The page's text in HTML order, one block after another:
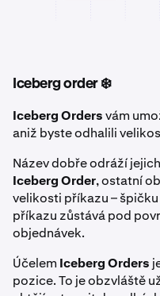
Iceberg order ❄️
Iceberg Ordersvám
aniž byste odhalili
Název dobře odráží
Iceberg Order, ostatní
velikosti příkazu –
příkazu zůstává pod
objednávek.
Účelem Iceberg Orders
pozice. To je obzvláště